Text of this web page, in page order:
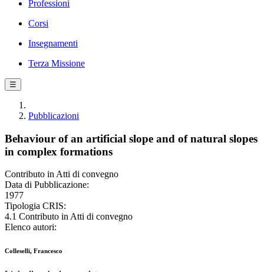
Professioni
Corsi
Insegnamenti
Terza Missione
☰
Pubblicazioni
Behaviour of an artificial slope and of natural slopes
in complex formations
Contributo in Atti di convegno
Data di Pubblicazione:
1977
Tipologia CRIS:
4.1 Contributo in Atti di convegno
Elenco autori:
Colleselli, Francesco